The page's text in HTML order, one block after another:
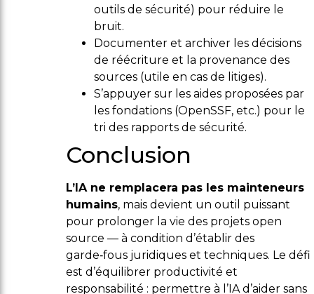
outils de sécurité) pour réduire le
bruit.
Documenter et archiver les décisions
de réécriture et la provenance des
sources (utile en cas de litiges).
S’appuyer sur les aides proposées par
les fondations (OpenSSF, etc.) pour le
tri des rapports de sécurité.
Conclusion
L’IA ne remplacera pas les mainteneurs
humains, mais devient un outil puissant
pour prolonger la vie des projets open
source — à condition d’établir des
garde‑fous juridiques et techniques. Le défi
est d’équilibrer productivité et
responsabilité : permettre à l’IA d’aider sans